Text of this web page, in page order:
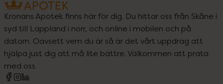
Kronans Apotek finns här för dig. Du hittar oss från Skåne i
syd till Lappland i norr, och online i mobilen och på
datorn. Oavsett vem du är så är det vårt uppdrag att
hjälpa just dig att må lite bättre. Välkommen att prata
med oss.